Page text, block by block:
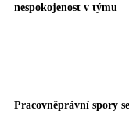
nespokojenost v týmu
Pracovněprávní spory se